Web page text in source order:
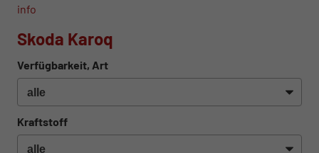
info
Skoda Karoq
Verfügbarkeit, Art
Kraftstoff